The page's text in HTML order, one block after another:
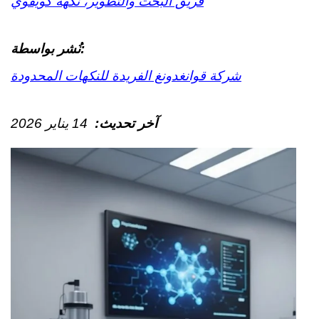
نُشر بواسطة:
شركة قوانغدونغ الفريدة للنكهات المحدودة
آخر تحديث: 14 يناير 2026